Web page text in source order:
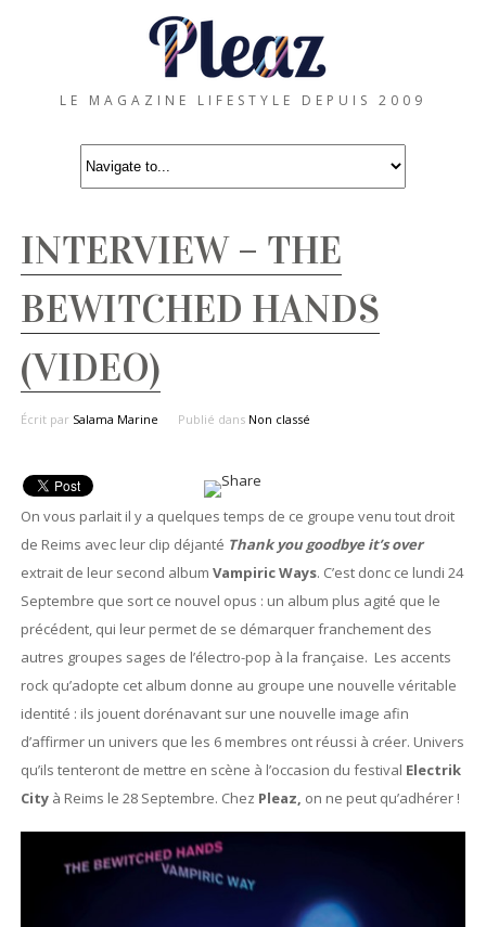
LE MAGAZINE LIFESTYLE DEPUIS 2009
INTERVIEW – THE
BEWITCHED HANDS
(VIDEO)
Écrit par Salama Marine Publié dans Non classé
On vous parlait il y a quelques temps de ce groupe venu tout droit
de Reims avec leur clip déjanté Thank you goodbye it’s over
extrait de leur second album Vampiric Ways. C’est donc ce lundi 24
Septembre que sort ce nouvel opus : un album plus agité que le
précédent, qui leur permet de se démarquer franchement des
autres groupes sages de l’électro-pop à la française. Les accents
rock qu’adopte cet album donne au groupe une nouvelle véritable
identité : ils jouent dorénavant sur une nouvelle image afin
d’affirmer un univers que les 6 membres ont réussi à créer. Univers
qu’ils tenteront de mettre en scène à l’occasion du festival Electrik
Cityà Reims le 28 Septembre. Chez Pleaz, on ne peut qu’adhérer !